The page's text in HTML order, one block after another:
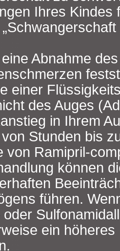
Ihres Kindes
Abnahme
einer
des Auges
in Ihrem
Stunden bis
von Ramipril-
können
führen.
oder
ein